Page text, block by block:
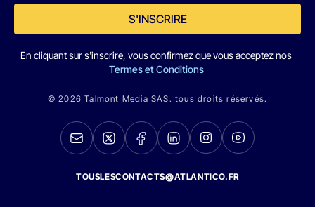
S'INSCRIRE
En cliquant sur s'inscrire, vous confirmez que vous acceptez nos
Termes et Conditions
© 2026 Talmont Media SAS. tous droits réservés.
TOUSLESCONTACTS@ATLANTICO.FR